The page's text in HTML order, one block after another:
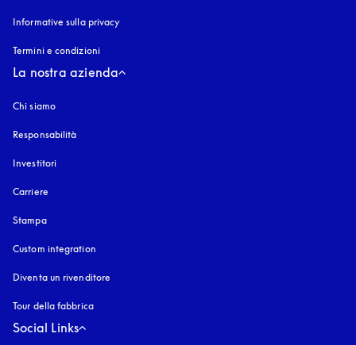
Informative sulla privacy
Termini e condizioni
La nostra azienda
Chi siamo
Responsabilità
Investitori
Carriere
Stampa
Custom integration
Diventa un rivenditore
Tour della fabbrica
Social Links